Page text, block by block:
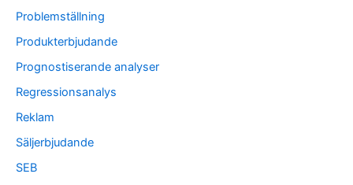
Problemställning
Produkterbjudande
Prognostiserande analyser
Regressionsanalys
Reklam
Säljerbjudande
SEB